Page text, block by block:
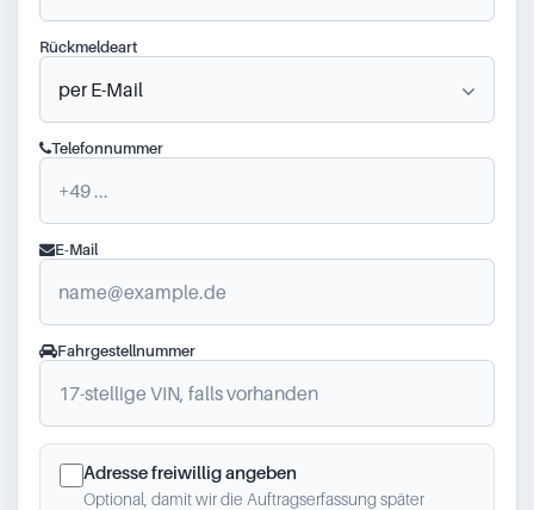
Rückmeldeart
Telefonnummer
E-Mail
Fahrgestellnummer
Adresse freiwillig angeben
Optional, damit wir die Auftragserfassung später